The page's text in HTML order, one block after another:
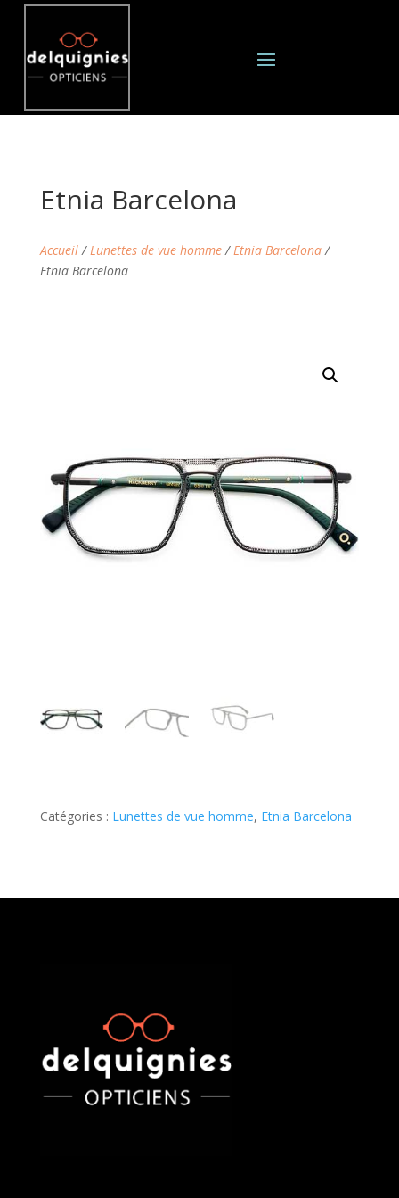
Etnia Barcelona
Accueil/Lunettes de vue homme/Etnia Barcelona/
Etnia Barcelona
Catégories : Lunettes de vue homme, Etnia Barcelona